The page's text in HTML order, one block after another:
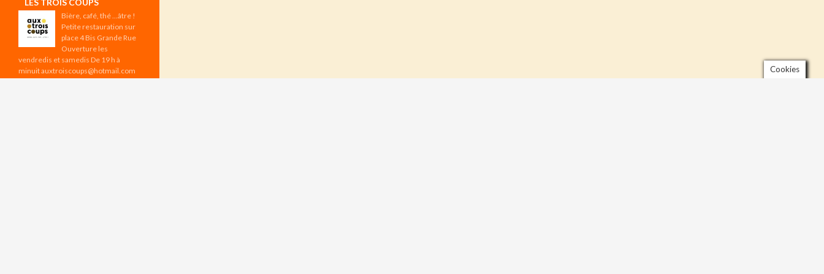
LES TROIS COUPS
Bière, café, thé …âtre !
Petite restauration sur
place 4 Bis Grande Rue
Ouverture les
vendredis et samedis De 19 h à
minuit auxtroiscoups@hotmail.com
Cookies